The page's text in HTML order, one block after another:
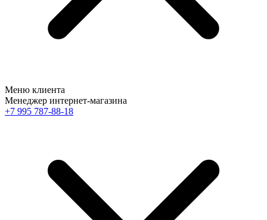
Меню клиента
Менеджер интернет-магазина
+7 995 787-88-18